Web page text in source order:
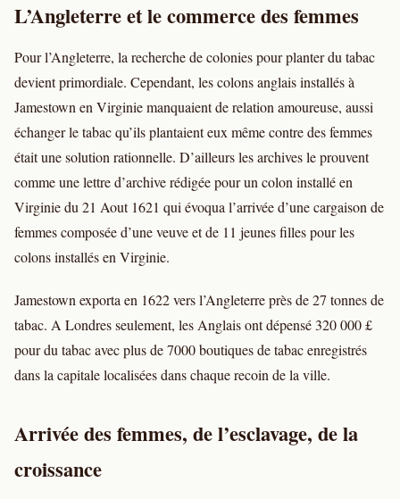
L’Angleterre et le commerce des femmes
Pour l’Angleterre, la recherche de colonies pour planter du tabac
devient primordiale. Cependant, les colons anglais installés à
Jamestown en Virginie manquaient de relation amoureuse, aussi
échanger le tabac qu’ils plantaient eux même contre des femmes
était une solution rationnelle. D’ailleurs les archives le prouvent
comme une lettre d’archive rédigée pour un colon installé en
Virginie du 21 Aout 1621 qui évoqua l’arrivée d’une cargaison de
femmes composée d’une veuve et de 11 jeunes filles pour les
colons installés en Virginie.
Jamestown exporta en 1622 vers l’Angleterre près de 27 tonnes de
tabac. A Londres seulement, les Anglais ont dépensé 320 000 £
pour du tabac avec plus de 7000 boutiques de tabac enregistrés
dans la capitale localisées dans chaque recoin de la ville.
Arrivée des femmes, de l’esclavage, de la
croissance